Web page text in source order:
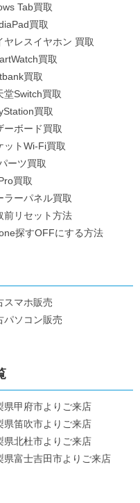
Tab買取
買取
ヤレスイヤホン 買取
買取
買取
堂Switch買取
買取
ーボード買取
ットWi-Fi買取
ーツ買取
買取
ラーパネル買取
前リセット方法
探すOFFにする方法
スマホ販売
パソコン販売
県甲府市よりご来店
県笛吹市よりご来店
県北杜市よりご来店
県富士吉田市よりご来店